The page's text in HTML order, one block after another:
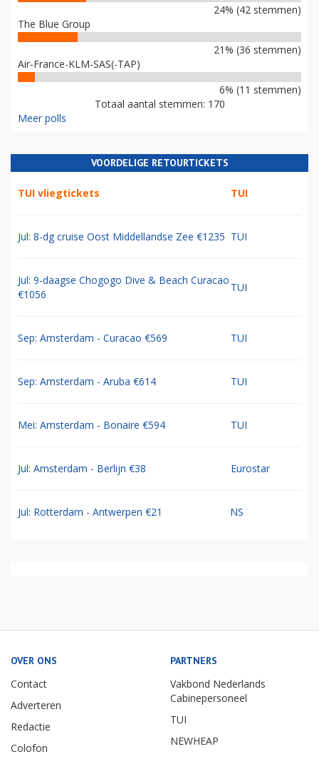
24% (42 stemmen)
The Blue Group
21% (36 stemmen)
Air-France-KLM-SAS(-TAP)
6% (11 stemmen)
Totaal aantal stemmen: 170
Meer polls
VOORDELIGE RETOURTICKETS
TUI vliegtickets TUI
Jul: 8-dg cruise Oost Middellandse Zee €1235 TUI
Jul: 9-daagse Chogogo Dive & Beach Curacao
€1056
TUI
Sep: Amsterdam - Curacao €569 TUI
Sep: Amsterdam - Aruba €614 TUI
Mei: Amsterdam - Bonaire €594 TUI
Jul: Amsterdam - Berlijn €38 Eurostar
Jul: Rotterdam - Antwerpen €21 NS
OVER ONS
Contact
Adverteren
Redactie
Colofon
PARTNERS
Vakbond Nederlands
Cabinepersoneel
TUI
NEWHEAP